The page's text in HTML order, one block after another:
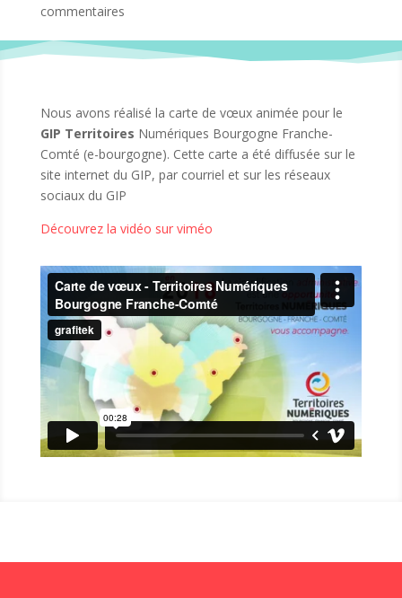
commentaires
Nous avons réalisé la carte de vœux animée pour le
GIP Territoires Numériques Bourgogne Franche-
Comté (e-bourgogne). Cette carte a été diffusée sur le
site internet du GIP, par courriel et sur les réseaux
sociaux du GIP
Découvrez la vidéo sur viméo